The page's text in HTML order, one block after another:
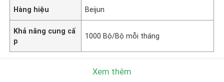
Hàng hiệu Beijun
Khả năng cung cấ
p
1000 Bộ/Bộ mỗi tháng
Xem thêm